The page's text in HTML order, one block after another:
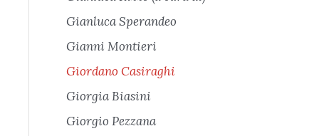
Gianluca Sperandeo
Gianni Montieri
Giordano Casiraghi
Giorgia Biasini
Giorgio Pezzana